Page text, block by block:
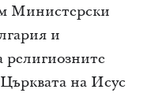
Министерски
и
на Исус